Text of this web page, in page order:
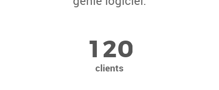
1 20
clients